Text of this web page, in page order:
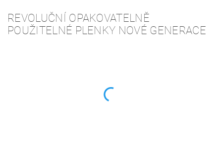
REVOLUČNÍ OPAKOVATELNĚ
POUŽITELNÉ PLENKY NOVÉ GENERACE